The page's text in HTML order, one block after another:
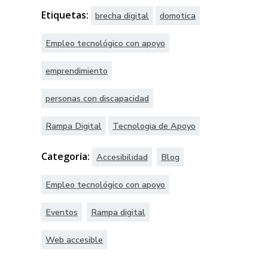
Etiquetas: brecha digital domotica
Empleo tecnológico con apoyo
emprendimiento
personas con discapacidad
Rampa Digital Tecnologia de Apoyo
Categoría: Accesibilidad Blog
Empleo tecnológico con apoyo
Eventos Rampa digital
Web accesible